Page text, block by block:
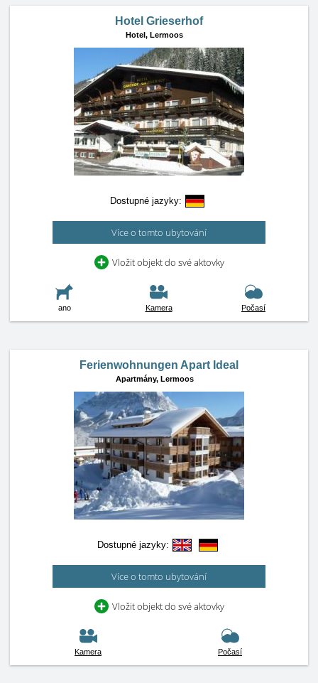
Hotel Grieserhof
Hotel, Lermoos
Dostupné jazyky:
Více o tomto ubytování
Vložit objekt do své aktovky
ano Kamera Počasí
Ferienwohnungen Apart Ideal
Apartmány, Lermoos
Dostupné jazyky:
Více o tomto ubytování
Vložit objekt do své aktovky
Kamera Počasí